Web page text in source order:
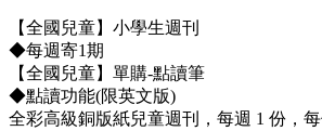
【全國兒童】小學生週刊
◆每週寄1期
【全國兒童】單購-點讀筆
◆點讀功能(限英文版)
全彩高級銅版紙兒童週刊，每週 1 份，